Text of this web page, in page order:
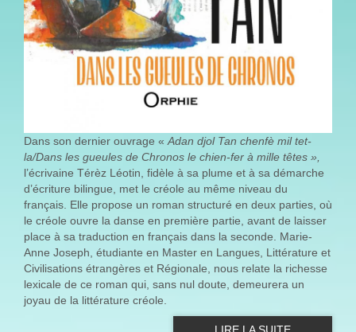
Dans son dernier ouvrage « Adan djol Tan chenfè mil tet-
la/Dans les gueules de Chronos le chien-fer à mille têtes »,
l’écrivaine Térèz Léotin, fidèle à sa plume et à sa démarche
d’écriture bilingue, met le créole au même niveau du
français. Elle propose un roman structuré en deux parties, où
le créole ouvre la danse en première partie, avant de laisser
place à sa traduction en français dans la seconde. Marie-
Anne Joseph, étudiante en Master en Langues, Littérature et
Civilisations étrangères et Régionale, nous relate la richesse
lexicale de ce roman qui, sans nul doute, demeurera un
joyau de la littérature créole.